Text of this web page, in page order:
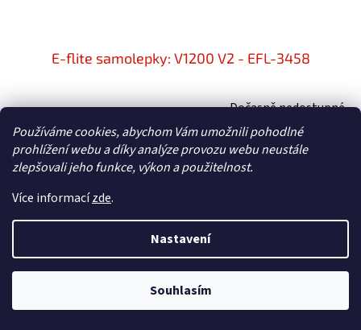
Používáme cookies, abychom Vám umožnili pohodlné
prohlížení webu a díky analýze provozu webu neustále
zlepšovali jeho funkce, výkon a použitelnost.
Více informacízde.
Nastavení
Souhlasím
E-flite samolepky: V1200 V2 - EFL-3458
Dočasně nedostupné
595 Kč bez DPH
720 Kč Do košíku